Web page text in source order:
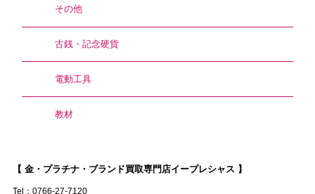
その他
古銭・記念硬貨
電動工具
教材
【 金・プラチナ・ブランド買取専門店イープレシャス 】
Tel：0766-27-7120